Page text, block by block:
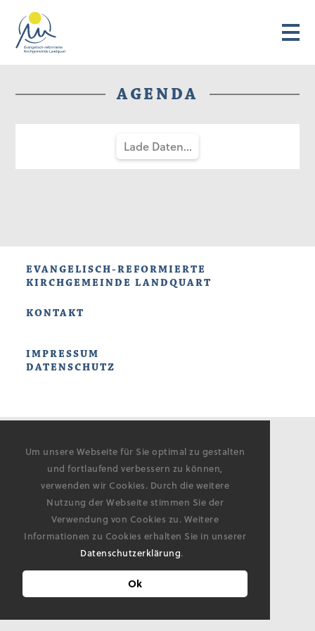
Um unsere Webseite für Sie optimal zu gestalten
und fortlaufend verbessern zu können,
verwenden wir Cookies. Durch die weitere
Nutzung der Webseite stimmen Sie der
Verwendung von Cookies zu. Weitere
Informationen zu Cookies erhalten Sie in unserer
Datenschutzerklärung.
Ok
AGENDA
Lade Daten...
EVANGELISCH-REFORMIERTE
KIRCHGEMEINDE LANDQUART
KONTAKT
IMPRESSUM
DATENSCHUTZ